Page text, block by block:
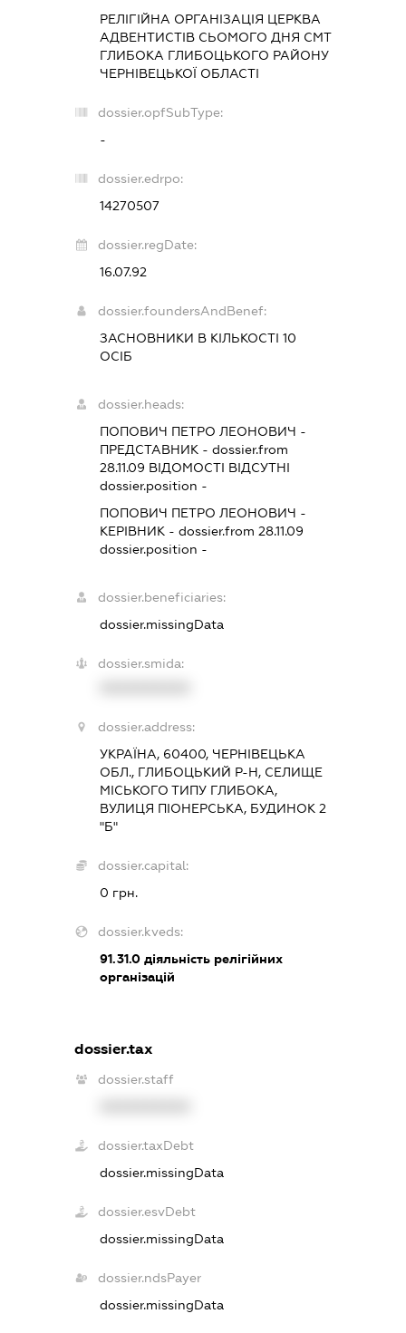
РЕЛІГІЙНА ОРГАНІЗАЦІЯ ЦЕРКВА
АДВЕНТИСТІВ СЬОМОГО ДНЯ СМТ
ГЛИБОКА ГЛИБОЦЬКОГО РАЙОНУ
ЧЕРНІВЕЦЬКОЇ ОБЛАСТІ
dossier.opfSubType:
-
dossier.edrpo:
14270507
dossier.regDate:
16.07.92
dossier.foundersAndBenef:
ЗАСНОВНИКИ В КІЛЬКОСТІ 10
ОСІБ
dossier.heads:
ПОПОВИЧ ПЕТРО ЛЕОНОВИЧ -
ПРЕДСТАВНИК - dossier.from
28.11.09 ВІДОМОСТІ ВІДСУТНІ
dossier.position -
ПОПОВИЧ ПЕТРО ЛЕОНОВИЧ -
КЕРІВНИК - dossier.from 28.11.09
dossier.position -
dossier.beneficiaries:
dossier.missingData
dossier.smida:
dossier.address:
УКРАЇНА, 60400, ЧЕРНІВЕЦЬКА
ОБЛ., ГЛИБОЦЬКИЙ Р-Н, СЕЛИЩЕ
МІСЬКОГО ТИПУ ГЛИБОКА,
ВУЛИЦЯ ПІОНЕРСЬКА, БУДИНОК 2
"Б"
dossier.capital:
0 грн.
dossier.kveds:
91.31.0діяльність релігійних
організацій
dossier.tax
dossier.staff
dossier.taxDebt
dossier.missingData
dossier.esvDebt
dossier.missingData
dossier.ndsPayer
dossier.missingData